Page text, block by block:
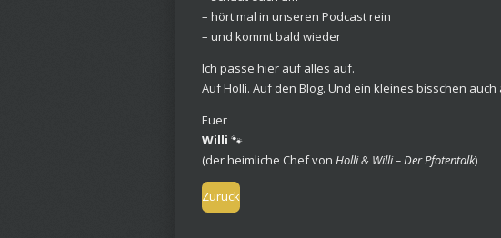
– hört mal in unseren Podcast rein
– und kommt bald wieder
Ich passe hier auf alles auf.
Auf Holli. Auf den Blog. Und ein kleines bisschen auch
Euer
Willi 🐾
(der heimliche Chef von Holli & Willi – Der Pfotentalk)
Zurück